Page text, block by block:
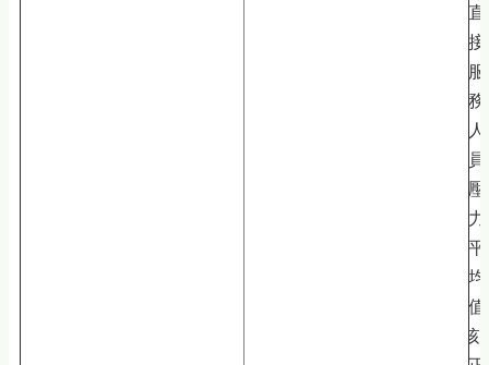
直
接
服
務
人
員
壓
力
平
均
值
刻